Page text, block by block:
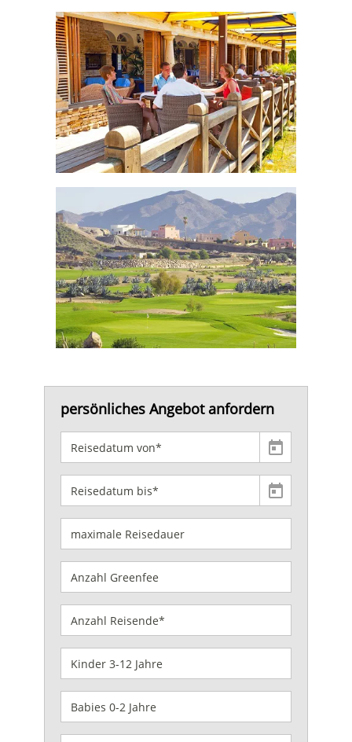
persönliches Angebot anfordern